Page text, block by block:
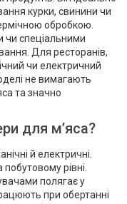
курки, свинини чи
обробкою.
чи спеціальними
Для ресторанів,
чи електричний
не вимагають
та значно
для м’яса?
й електричні.
рівні.
полягає у
при обертанні